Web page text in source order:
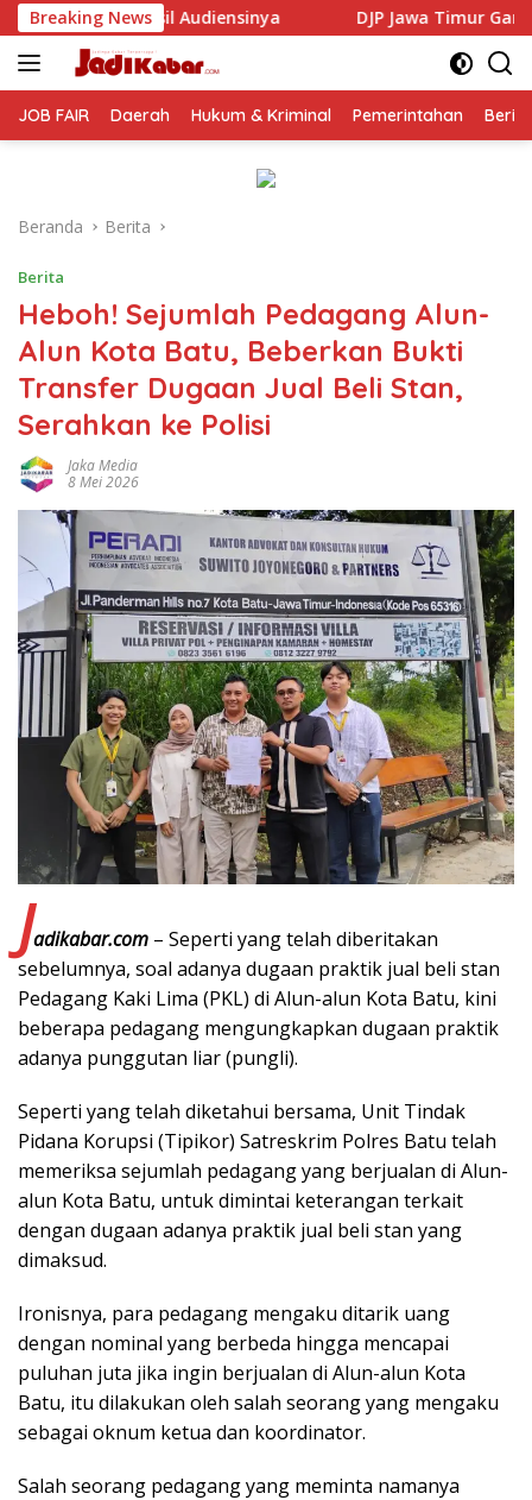
Langsung
ke
konten
Breaking NewsDJP Jawa Timur Gandeng GP Ansor Tingkatkan
JOB FAIR Daerah Hukum & Kriminal Pemerintahan
Beranda Berita
Berita
Heboh! Sejumlah Pedagang Alun-
Alun Kota Batu, Beberkan Bukti
Transfer Dugaan Jual Beli Stan,
Serahkan ke Polisi
Jaka Media
8 Mei 2026
Jadikabar.com – Seperti yang telah diberitakan
sebelumnya, soal adanya dugaan praktik jual beli stan
Pedagang Kaki Lima (PKL) di Alun-alun Kota Batu, kini
beberapa pedagang mengungkapkan dugaan praktik
adanya punggutan liar (pungli).
Seperti yang telah diketahui bersama, Unit Tindak
Pidana Korupsi (Tipikor) Satreskrim Polres Batu telah
memeriksa sejumlah pedagang yang berjualan di Alun-
alun Kota Batu, untuk dimintai keterangan terkait
dengan dugaan adanya praktik jual beli stan yang
dimaksud.
Ironisnya, para pedagang mengaku ditarik uang
dengan nominal yang berbeda hingga mencapai
puluhan juta jika ingin berjualan di Alun-alun Kota
Batu, itu dilakukan oleh salah seorang yang mengaku
sebagai oknum ketua dan koordinator.
Salah seorang pedagang yang meminta namanya